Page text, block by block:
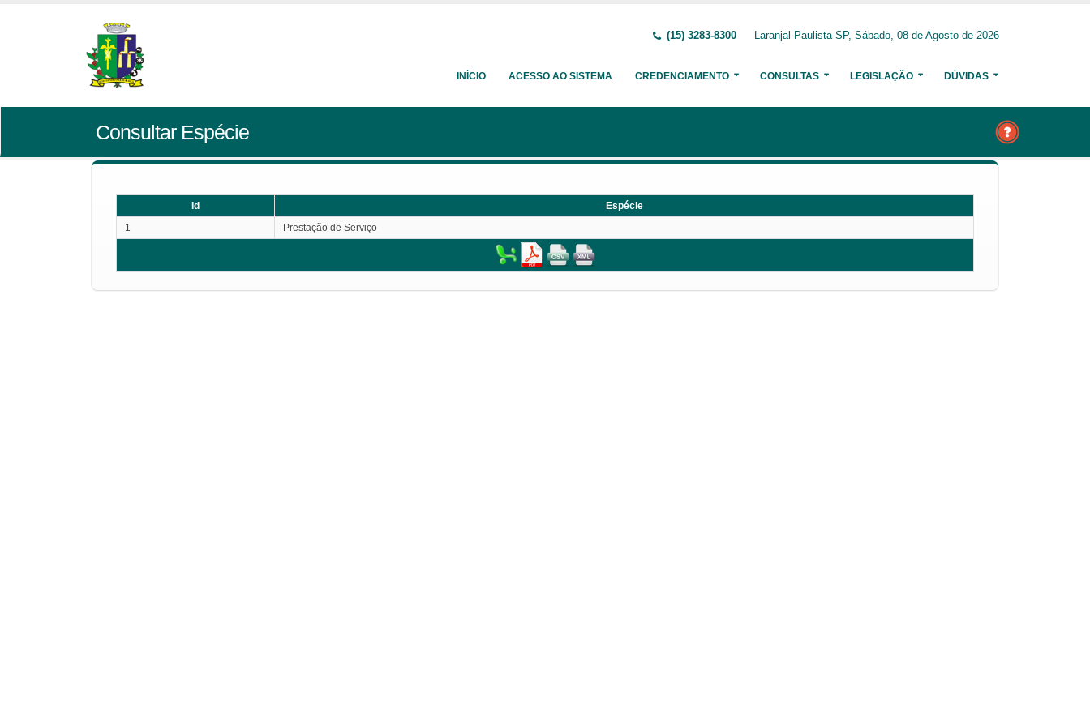
(15) 3283-8300 Laranjal Paulista-SP, Sábado, 08 de Agosto de 2026
INÍCIO ACESSO AO SISTEMA CREDENCIAMENTO CONSULTAS LEGISLAÇÃO DÚVIDAS
Consultar Espécie
Id
Espécie
1
Prestação de Serviço